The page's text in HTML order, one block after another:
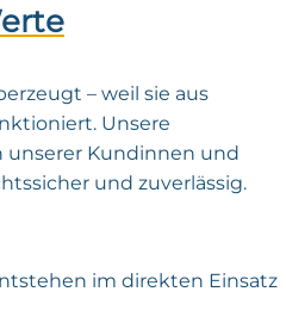
– weil sie aus
Unsere
unserer Kundinnen und
und zuverlässig.
im direkten Einsatz